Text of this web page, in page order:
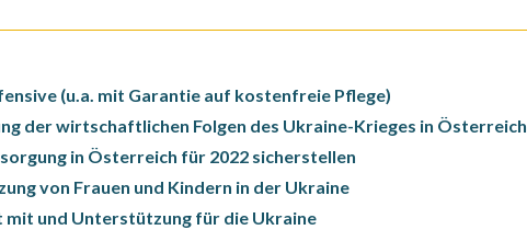
(u.a. mit Garantie auf kostenfreie Pflege)
der wirtschaftlichen Folgen des Ukraine-Krieges in Österreich
in Österreich für 2022 sicherstellen
von Frauen und Kindern in der Ukraine
und Unterstützung für die Ukraine